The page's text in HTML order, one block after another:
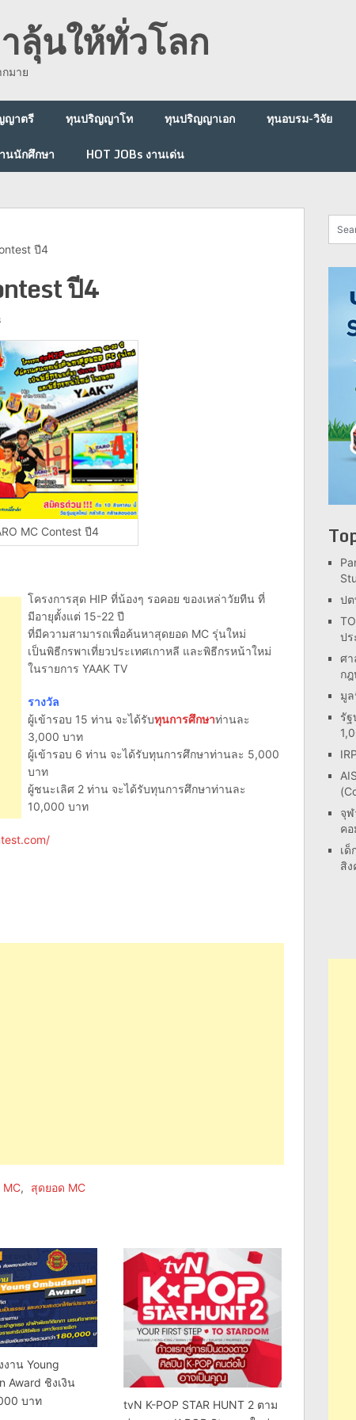
ลุ้นให้ทั่วโลก
มาย
ญาตรี ทุนปริญญาโท ทุนปริญญาเอก ทุนอบรม-วิจัย
นนักศึกษา HOT JOBs งานเด่น
ปี4
ปี4
MC Contest ปี4
โครงการสุด HIP ที่น้องๆ รอคอย ของเหล่าวัยทีน ที่
มีอายุตั้งแต่ 15-22 ปี
ที่มีความสามารถเพื่อค้นหาสุดยอด MC รุ่นใหม่
เป็นพิธีกรพาเที่ยวประเทศเกาหลี และพิธีกรหน้าใหม่
ในรายการ YAAK TV
รางวัล
ผู้เข้ารอบ 15 ท่าน จะได้รับทุนการศึกษาท่านละ
3,000 บาท
ผู้เข้ารอบ 6 ท่าน จะได้รับทุนการศึกษาท่านละ 5,000
บาท
ผู้ชนะเลิศ 2 ท่าน จะได้รับทุนการศึกษาท่านละ
10,000 บาท
MC, สุดยอด MC
าน Young
Award ชิงเงิน
บาท
tvN K-POP STAR HUNT 2 ตาม
ปต
ปร
ศ
ก
มู
รั
จุ
ค
เ
สิง